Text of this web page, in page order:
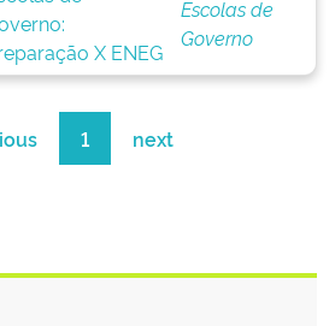
X ENEG
Escolas de
Governo
1 next